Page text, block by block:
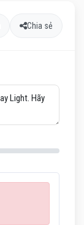
Chia sẻ